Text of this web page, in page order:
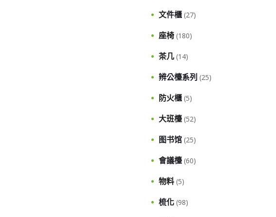
文件櫃 (27)
座椅 (180)
茶几 (14)
辨公檯系列 (25)
防火櫃 (5)
大班檯 (52)
图书馆 (25)
會議檯 (60)
物料 (5)
梳化 (98)